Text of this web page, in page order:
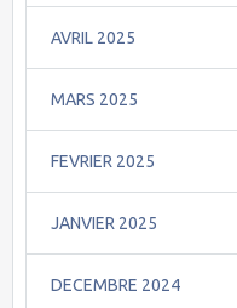
AVRIL 2025
MARS 2025
FEVRIER 2025
JANVIER 2025
DECEMBRE 2024